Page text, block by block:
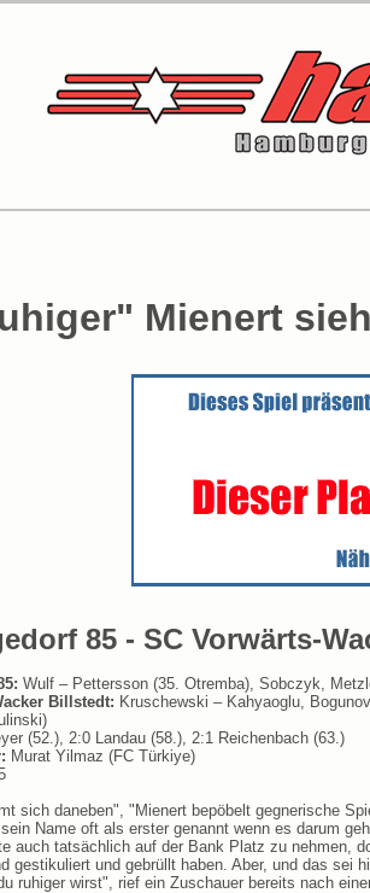
Mienert
85 - SC Vorwärts-
Wulf – Pettersson (35. Otremba), Sobczyk,
Billstedt: Kruschewski – Kahyaoglu,
(52.), 2:0 Landau (58.), 2:1 Reichenbach (63.)
Murat Yilmaz (FC Türkiye)
sich daneben", "Mienert bepöbelt gegnerische
Name oft als erster genannt wenn es darum
auch tatsächlich auf der Bank Platz zu nehmen,
gestikuliert und gebrüllt haben. Aber, und das sei
ruhiger wirst", rief ein Zuschauer bereits nach